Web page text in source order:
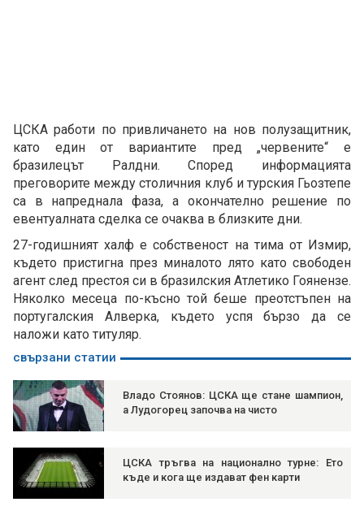
ЦСКА работи по привличането на нов полузащитник,
като един от вариантите пред „червените“ е
бразилецът Ралдни. Според информацията
преговорите между столичния клуб и турския Гьозтепе
са в напреднала фаза, а окончателно решение по
евентуалната сделка се очаква в близките дни.
27-годишният халф е собственост на тима от Измир,
където пристигна през миналото лято като свободен
агент след престоя си в бразилския Атлетико Гоянензе.
Няколко месеца по-късно той беше преотстъпен на
португалския Алверка, където успя бързо да се
наложи като титуляр.
свързани статии
Владо Стоянов: ЦСКА ще стане шампион,
а Лудогорец започва на чисто
ЦСКА тръгва на национално турне: Ето
къде и кога ще издават фен карти